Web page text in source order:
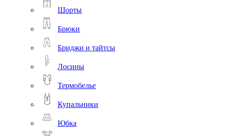
Шорты
Брюки
Бриджи и тайтсы
Лосины
Термобелье
Купальники
Юбка